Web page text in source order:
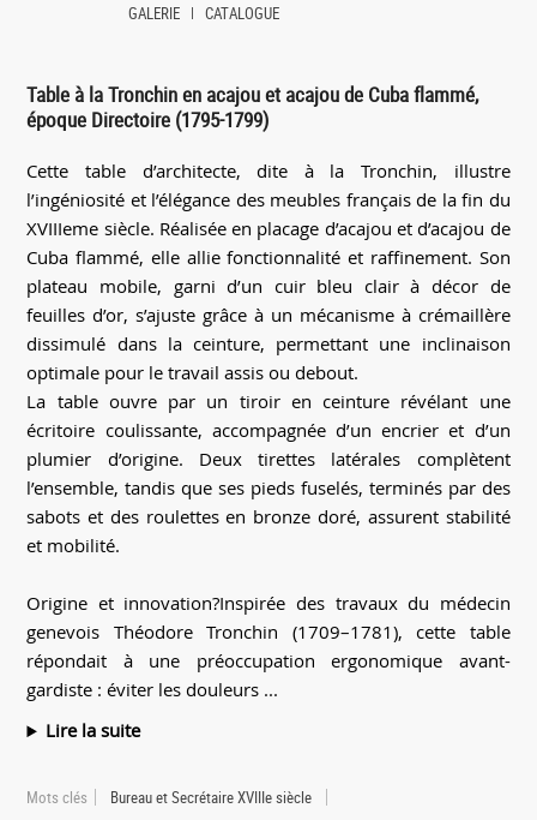
GALERIE CATALOGUE
Table à la Tronchin en acajou et acajou de Cuba flammé,
époque Directoire (1795-1799)
Cette table d’architecte, dite à la Tronchin, illustre
l’ingéniosité et l’élégance des meubles français de la fin du
XVIIIeme siècle. Réalisée en placage d’acajou et d’acajou de
Cuba flammé, elle allie fonctionnalité et raffinement. Son
plateau mobile, garni d’un cuir bleu clair à décor de
feuilles d’or, s’ajuste grâce à un mécanisme à crémaillère
dissimulé dans la ceinture, permettant une inclinaison
optimale pour le travail assis ou debout.
La table ouvre par un tiroir en ceinture révélant une
écritoire coulissante, accompagnée d’un encrier et d’un
plumier d’origine. Deux tirettes latérales complètent
l’ensemble, tandis que ses pieds fuselés, terminés par des
sabots et des roulettes en bronze doré, assurent stabilité
et mobilité.
Origine et innovation?Inspirée des travaux du médecin
genevois Théodore Tronchin (1709–1781), cette table
répondait à une préoccupation ergonomique avant-
gardiste : éviter les douleurs ...
Lire la suite
Mots clés Bureau et Secrétaire XVIIIe siècle